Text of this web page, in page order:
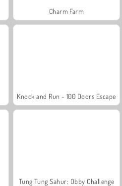
Charm Farm
Knock and Run - 100 Doors Escape
Tung Tung Sahur: Obby Challenge